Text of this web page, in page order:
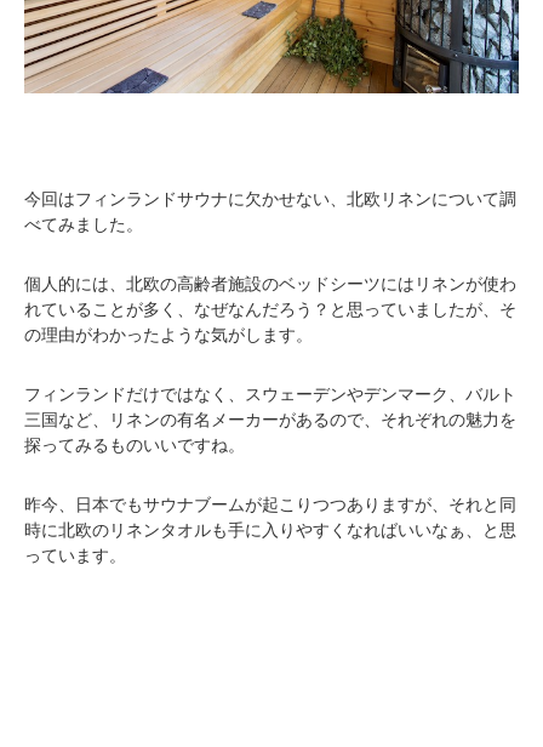
今回はフィンランドサウナに欠かせない、北欧リネンについて調
べてみました。
個人的には、北欧の高齢者施設のベッドシーツにはリネンが使わ
れていることが多く、なぜなんだろう？と思っていましたが、そ
の理由がわかったような気がします。
フィンランドだけではなく、スウェーデンやデンマーク、バルト
三国など、リネンの有名メーカーがあるので、それぞれの魅力を
探ってみるものいいですね。
昨今、日本でもサウナブームが起こりつつありますが、それと同
時に北欧のリネンタオルも手に入りやすくなればいいなぁ、と思
っています。